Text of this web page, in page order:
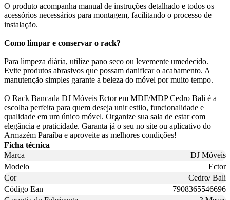
O produto acompanha manual de instruções detalhado e todos os
acessórios necessários para montagem, facilitando o processo de
instalação.
Como limpar e conservar o rack?
Para limpeza diária, utilize pano seco ou levemente umedecido.
Evite produtos abrasivos que possam danificar o acabamento. A
manutenção simples garante a beleza do móvel por muito tempo.
O Rack Bancada DJ Móveis Ector em MDF/MDP Cedro Bali é a
escolha perfeita para quem deseja unir estilo, funcionalidade e
qualidade em um único móvel. Organize sua sala de estar com
elegância e praticidade. Garanta já o seu no site ou aplicativo do
Armazém Paraíba e aproveite as melhores condições!
Ficha técnica
Marca
DJ Móveis
Modelo
Ector
Cor
Cedro/ Bali
Código Ean
7908365546696